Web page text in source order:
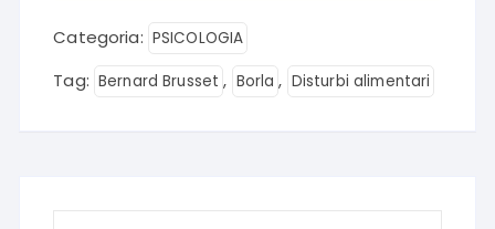
Categoria: PSICOLOGIA
Tag: Bernard Brusset , Borla , Disturbi alimentari